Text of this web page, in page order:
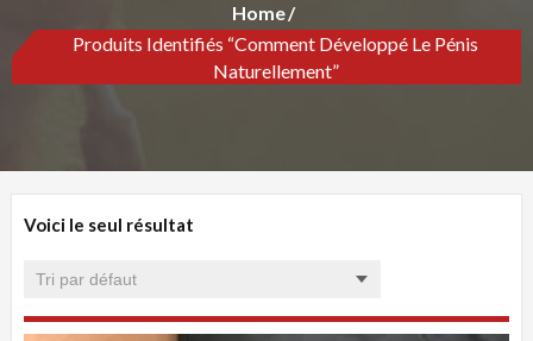
Home
Produits Identifiés “comment Développé Le Pénis
Naturellement”
Voici le seul résultat